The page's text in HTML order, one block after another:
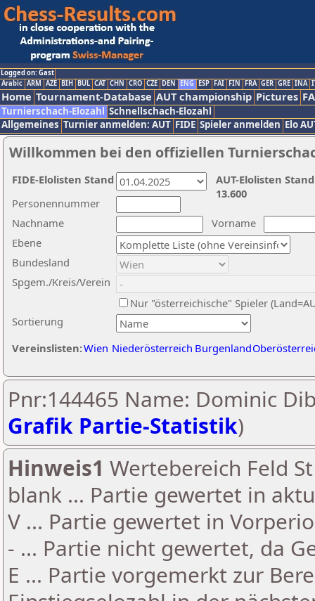
Logged on: Gast
Arabic ARM AZE BIH BUL CAT CHN CRO CZE DEN ENG ESP FAI FIN FRA GER GRE INA
Home Tournament-Database AUT championship Pictures
Turnierschach-Elozahl Schnellschach-Elozahl
Allgemeines Turnier anmelden: AUT FIDE Spieler anmelden Elo
Willkommen bei den offiziellen
Nachname
Vorname
Ebene
Sortierung
Personennummer
Bundesland
Spgem./Kreis/Verein
Nur "österreichische" Spieler
Vereinslisten:Wien Niederösterreich Burgenland
AUT-Elolisten
13.600
FIDE-Elolisten Stand
Pnr:144465 Name: Dominic
Grafik Partie-Statistik)
Hinweis1 Wertebereich Feld
blank ... Partie gewertet in
V ... Partie gewertet in
- ... Partie nicht gewertet, da
E ... Partie vorgemerkt zur